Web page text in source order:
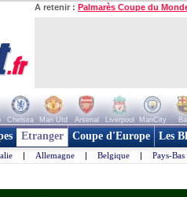
A retenir : Palmarès Coupe du
Chelsea Man Utd Arsenal Liverpool ManCity
Etranger Coupe d'Europe Les
| Allemagne | Belgique | Pays-Bas